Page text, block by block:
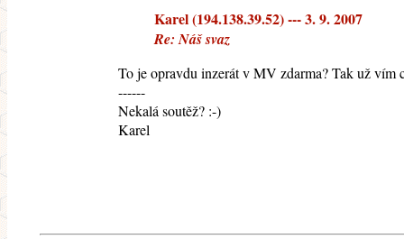
Karel (194.138.39.52) --- 3. 9. 2007
Re: Náš svaz
To je opravdu inzerát v MV zdarma? Tak už
------
Nekalá soutěž? :-)
Karel